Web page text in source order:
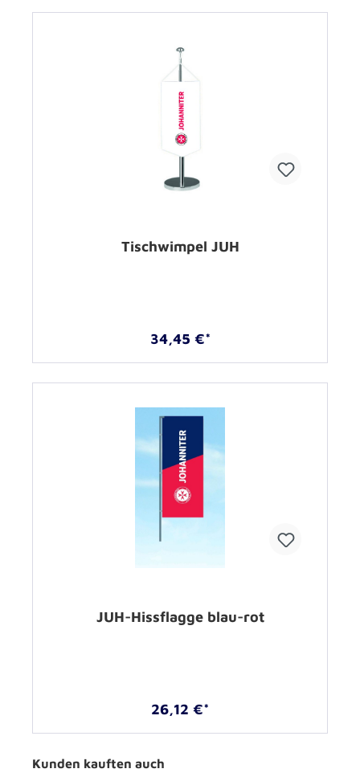
Tischwimpel JUH
34,45 €*
JUH-Hissflagge blau-rot
26,12 €*
Kunden kauften auch